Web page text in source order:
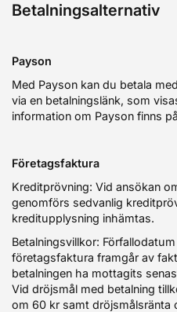
Betalningsalternativ
Payson
Med Payson kan du betala
via en betalningslänk, som
information om Payson finns på
Företagsfaktura
Kreditprövning: Vid ansökan
genomförs sedvanlig
kreditupplysning inhämtas.
Betalningsvillkor:
företagsfaktura framgår av
betalningen ha mottagits
Vid dröjsmål med betalning
om 60 kr samt dröjsmålsränta